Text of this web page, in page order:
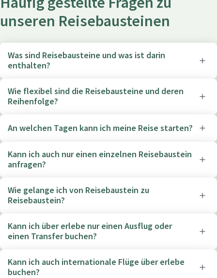
unseren Reisebausteinen
Was sind Reisebausteine und was ist darin
enthalten?
Wie flexibel sind die Reisebausteine und deren
Reihenfolge?
An welchen Tagen kann ich meine Reise starten?
Kann ich auch nur einen einzelnen Reisebaustein
anfragen?
Wie gelange ich von Reisebaustein zu
Reisebaustein?
Kann ich über erlebe nur einen Ausflug oder
einen Transfer buchen?
Kann ich auch internationale Flüge über erlebe
buchen?